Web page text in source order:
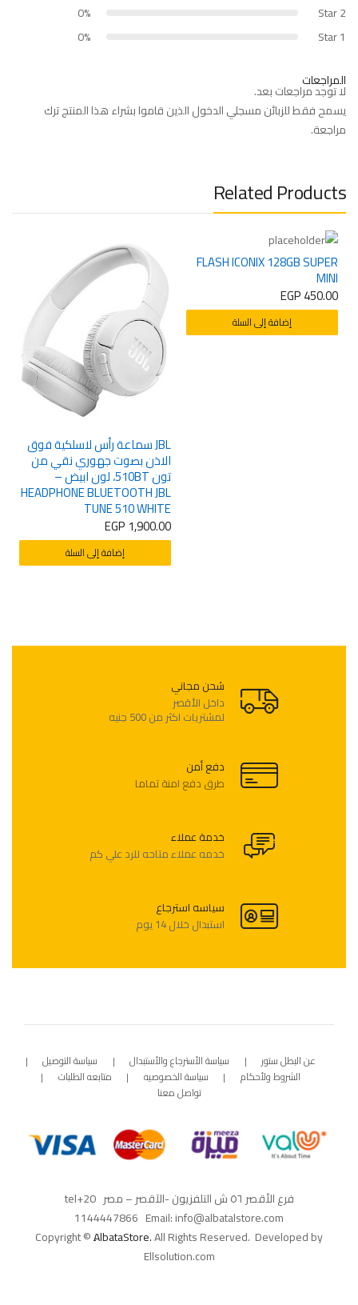
2 Star
0%
1 Star
0%
المراجعات
لا توجد مراجعات بعد.
يسمح فقط للزبائن مسجلي الدخول الذين قاموا بشراء هذا المنتج ترك
مراجعة.
Related Products
FLASH ICONIX 128GB SUPER
MINI
EGP450.00
إضافة إلى السلة
JBL سماعة رأس لاسلكية فوق
الاذن بصوت جهوري نقي من
تون 510BT، لون ابيض –
HEADPHONE BLUETOOTH JBL
TUNE 510 WHITE
EGP 1,900.00
إضافة إلى السلة
شحن مجاني
لمشتريات اكثر من 500 جنيه
دفع أمن
طرق دفع امنة تماما
خدمة عملاء
خدمه عملاء متاحه للرد علي كم
سياسه استرجاع
استبدال خلال 14 يوم
عن البطل ستور سياسة الأسترجاع والأستبدال
سياسة التوصيل
الشروط ولأحكام
سياسة الخصوصيه
متابعه الطلبات
تواصل معنا
فرع الأقصر ٥٦ ش التلفزيون -الآقصر – مصر tel
+20
1144447866 Email: info@albatalstore.com
Copyright ©ِAlbataStore.All Rights Reserved. Developed by
Ellsolution.com